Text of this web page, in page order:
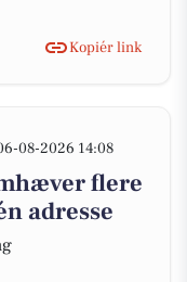
Kopiér link
08-2026 14:08
flere
adresse